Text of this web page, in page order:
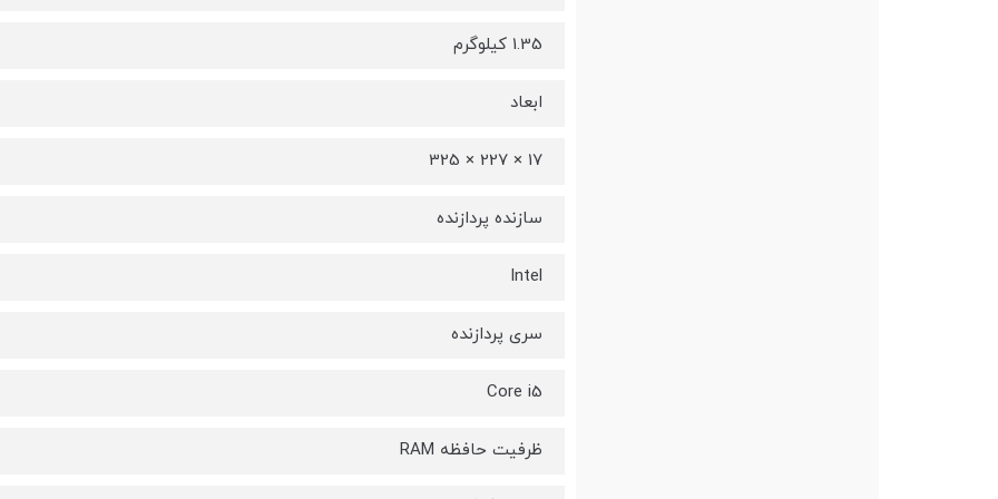
1.35 کیلوگرم
ابعاد
17 × 227 × 325
سازنده پردازنده
Intel
سری پردازنده
Core i5
ظرفیت حافظه RAM